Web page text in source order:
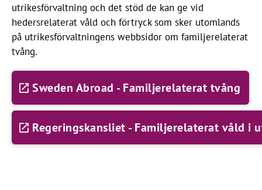
utrikesförvaltning och det stöd de kan ge vid
hedersrelaterat våld och förtryck som sker utomlands
på utrikesförvaltningens webbsidor om familjerelaterat
tvång.
Sweden Abroad - Familjerelaterat tvång
Regeringskansliet - Familjerelaterat våld i